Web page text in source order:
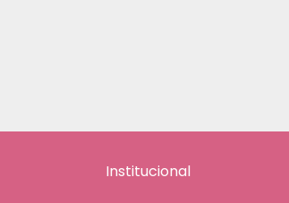
Institucional